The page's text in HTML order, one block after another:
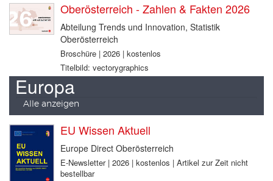
Oberösterreich - Zahlen & Fakten 2026
Abteilung Trends und Innovation, Statistik
Oberösterreich
Broschüre | 2026 | kostenlos
Titelbild: vectorygraphics
Europa
Alle anzeigen
EU Wissen Aktuell
Europe Direct Oberösterreich
E-Newsletter | 2026 | kostenlos | Artikel zur Zeit nicht
bestellbar